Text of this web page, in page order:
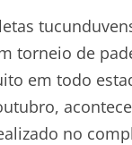
torneio de
em todo
no